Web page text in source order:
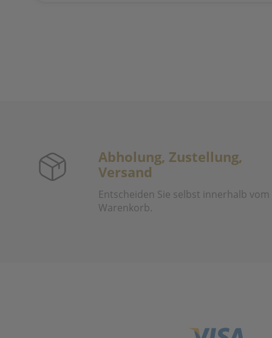
Abholung, Zustellung,
Versand
Entscheiden Sie selbst innerhalb vom
Warenkorb.